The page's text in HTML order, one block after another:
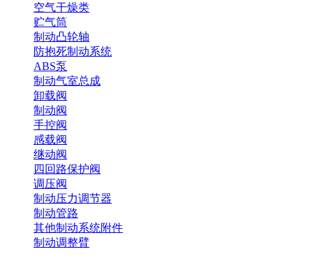
空气干燥类
贮气筒
制动凸轮轴
防抱死制动系统
ABS泵
制动气室总成
卸载阀
制动阀
手控阀
感载阀
继动阀
四回路保护阀
调压阀
制动压力调节器
制动管路
其他制动系统附件
制动调整臂